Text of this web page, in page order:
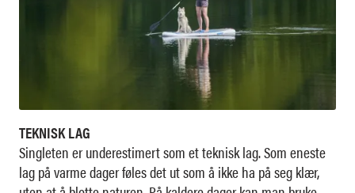
TEKNISK LAG
Singleten er underestimert som et teknisk lag.Som eneste
lag på varme dager føles det ut som å ikke ha på seg klær,